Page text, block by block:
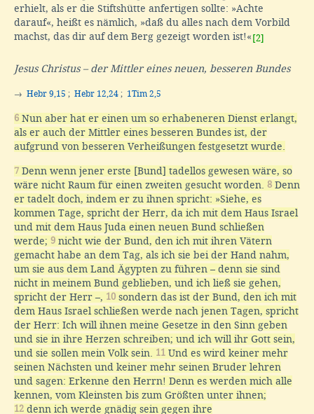
erhielt, als er die Stiftshütte anfertigen sollte: »Achte
darauf«, heißt es nämlich, »daß du alles nach dem Vorbild
machst, das dir auf dem Berg gezeigt worden ist!« [2]
Jesus Christus – der Mittler eines neuen, besseren Bundes
→ Hebr 9,15 ; Hebr 12,24 ; 1Tim 2,5
6 Nun aber hat er einen um so erhabeneren Dienst erlangt,
als er auch der Mittler eines besseren Bundes ist, der
aufgrund von besseren Verheißungen festgesetzt wurde.
7 Denn wenn jener erste [Bund] tadellos gewesen wäre, so
wäre nicht Raum für einen zweiten gesucht worden. 8 Denn
er tadelt doch, indem er zu ihnen spricht: »Siehe, es
kommen Tage, spricht der Herr, da ich mit dem Haus Israel
und mit dem Haus Juda einen neuen Bund schließen
werde; 9 nicht wie der Bund, den ich mit ihren Vätern
gemacht habe an dem Tag, als ich sie bei der Hand nahm,
um sie aus dem Land Ägypten zu führen – denn sie sind
nicht in meinem Bund geblieben, und ich ließ sie gehen,
spricht der Herr –, 10 sondern das ist der Bund, den ich mit
dem Haus Israel schließen werde nach jenen Tagen, spricht
der Herr: Ich will ihnen meine Gesetze in den Sinn geben
und sie in ihre Herzen schreiben; und ich will ihr Gott sein,
und sie sollen mein Volk sein. 11 Und es wird keiner mehr
seinen Nächsten und keiner mehr seinen Bruder lehren
und sagen: Erkenne den Herrn! Denn es werden mich alle
kennen, vom Kleinsten bis zum Größten unter ihnen;
12 denn ich werde gnädig sein gegen ihre